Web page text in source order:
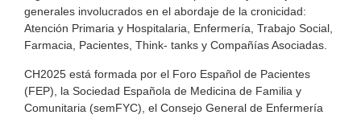
generales involucrados en el abordaje de la cronicidad:
Atención Primaria y Hospitalaria, Enfermería, Trabajo Social,
Farmacia, Pacientes, Think- tanks y Compañías Asociadas.
CH2025 está formada por el Foro Español de Pacientes
(FEP), la Sociedad Española de Medicina de Familia y
Comunitaria (semFYC), el Consejo General de Enfermería